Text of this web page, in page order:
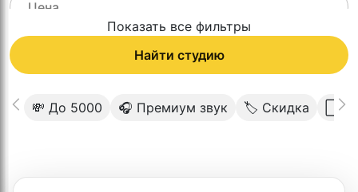
Показать все фильтры
Найти студию
💸 До 5000 🎧 Премиум звук 🏷 Скидка ⬜️